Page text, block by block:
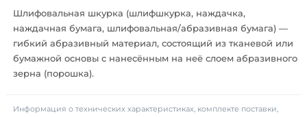
Шлифовальная шкурка (шлифшкурка, наждачка,
наждачная бумага, шлифовальная/абразивная бумага) —
гибкий абразивный материал, состоящий из тканевой или
бумажной основы с нанесённым на неё слоем абразивного
зерна (порошка).
Информация о технических характеристиках, комплекте поставки,